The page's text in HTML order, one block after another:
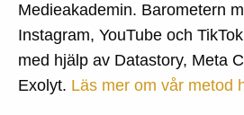
Medieakademin. Barometern
Instagram, YouTube och
med hjälp av Datastory, Meta
Exolyt. Läs mer om vår metod